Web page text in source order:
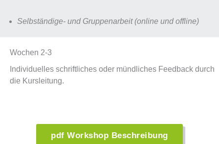
Selbständige- und Gruppenarbeit (online und offline)
Wochen 2-3
Individuelles schriftliches oder mündliches Feedback durch
die Kursleitung.
pdf Workshop Beschreibung